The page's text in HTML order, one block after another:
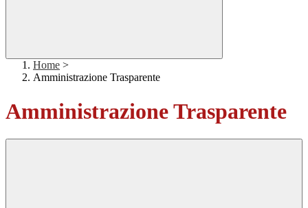
Home >
Amministrazione Trasparente
Amministrazione Trasparente